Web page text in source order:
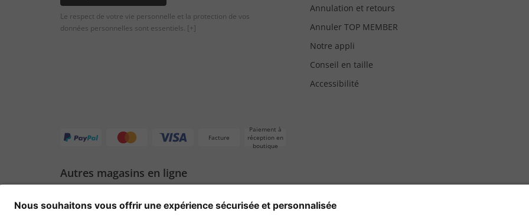
Le respect de votre vie personnelle et la protection de vos
données personnelles sont essentiels. [+]
Annulation et retours
Annuler TOP MEMBER
Notre appli
Conseil en taille
Accessibilité
Facture
Paiement à
réception en
boutique
Autres magasins en ligne